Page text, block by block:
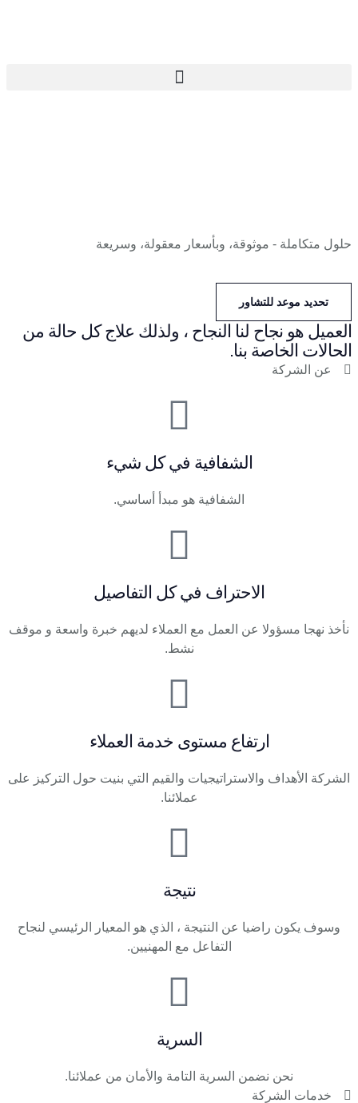
حلول متكاملة - موثوقة، وبأسعار معقولة، وسريعة
تحديد موعد للتشاور
العميل هو نجاح لنا النجاح ، ولذلك علاج كل حالة من
الحالات الخاصة بنا.
عن الشركة
الشفافية في كل شيء
الشفافية هو مبدأ أساسي.
الاحتراف في كل التفاصيل
نأخذ نهجا مسؤولا عن العمل مع العملاء لديهم خبرة واسعة و موقف
نشط.
ارتفاع مستوى خدمة العملاء
الشركة الأهداف والاستراتيجيات والقيم التي بنيت حول التركيز على
عملائنا.
نتيجة
وسوف يكون راضيا عن النتيجة ، الذي هو المعيار الرئيسي لنجاح
التفاعل مع المهنيين.
السرية
نحن نضمن السرية التامة والأمان من عملائنا.
خدمات الشركة